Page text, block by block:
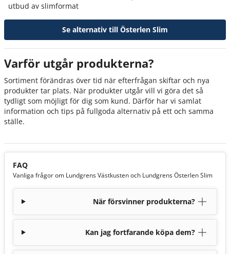
utbud av slimformat
Se alternativ till Österlen Slim
Varför utgår produkterna?
Sortiment förändras över tid när efterfrågan skiftar och nya
produkter tar plats. När produkter utgår vill vi göra det så
tydligt som möjligt för dig som kund. Därför har vi samlat
information och tips på fullgoda alternativ på ett och samma
ställe.
FAQ
Vanliga frågor om Lundgrens Västkusten och Lundgrens Österlen Slim
När försvinner produkterna?
Kan jag fortfarande köpa dem?